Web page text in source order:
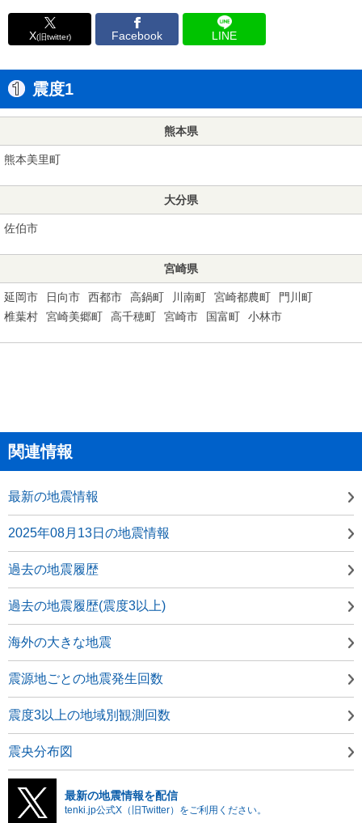
X(旧twitter) Facebook LINE
震度1
熊本県
熊本美里町
大分県
佐伯市
宮崎県
延岡市 日向市 西都市 高鍋町 川南町 宮崎都農町
門川町
椎葉村
宮崎美郷町 高千穂町 宮崎市 国富町 小林市
関連情報
最新の地震情報
2025年08月13日の地震情報
過去の地震履歴
過去の地震履歴(震度3以上)
海外の大きな地震
震源地ごとの地震発生回数
震度3以上の地域別観測回数
震央分布図
最新の地震情報を配信
tenki.jp公式X（旧Twitter）をご利用ください。